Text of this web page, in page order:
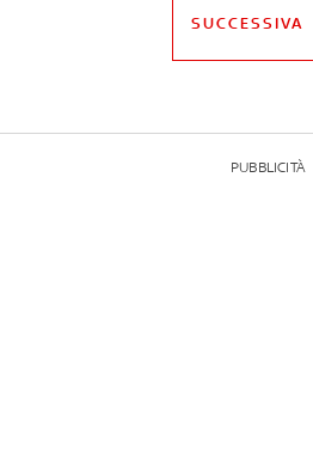
SUCCESSIVA
PUBBLICITÀ